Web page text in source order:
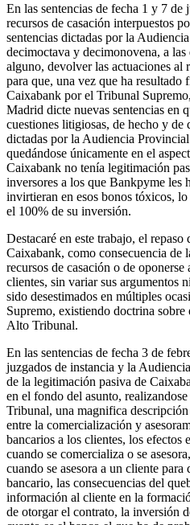
En las sentencias de fecha 1 y 7 de
recursos de casación interpuestos
sentencias dictadas por la
decimoctava y decimonovena, a
alguno, devolver las actuaciones al
para que, una vez que ha
Caixabank por el Tribunal
Madrid dicte nuevas sentencias en
cuestiones litigiosas, de hecho y de
dictadas por la Audiencia
quedándose únicamente en el
Caixabank no tenía legitimación
inversores a los que Bankpyme les
invirtieran en esos bonos tóxicos,
el 100% de su inversión.
Destacaré en este trabajo, el
Caixabank, como consecuencia de
recursos de casación o de
clientes, sin variar sus argumentos
sido desestimados en múltiples
Supremo, existiendo doctrina
Alto Tribunal.
En las sentencias de fecha 3 de
juzgados de instancia y la
de la legitimación pasiva de
en el fondo del asunto,
Tribunal, una magnifica
entre la comercialización y
bancarios a los clientes, los efectos
cuando se comercializa o se
cuando se asesora a un cliente
bancario, las consecuencias del
información al cliente en la
de otorgar el contrato, la inversión